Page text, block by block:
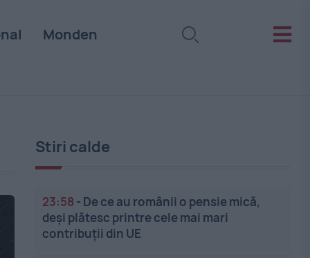
Monden
Stiri calde
23:58 - De ce au românii o pensie mică,
deși plătesc printre cele mai mari
contribuții din UE